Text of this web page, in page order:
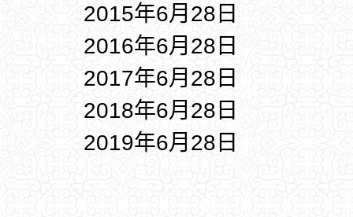
2015年6月28日
2016年6月28日
2017年6月28日
2018年6月28日
2019年6月28日